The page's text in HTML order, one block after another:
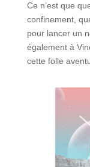
Ce n’est que
confinement,
pour lancer un
également à
cette folle